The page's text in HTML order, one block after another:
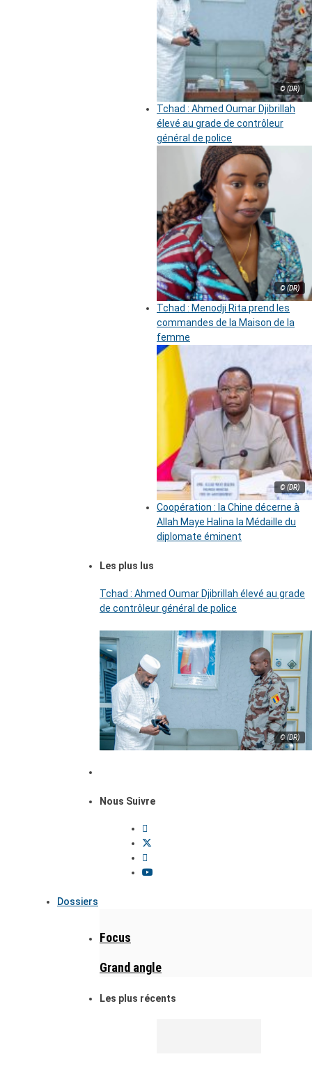
© (DR)
Tchad : Ahmed Oumar Djibrillah
élevé au grade de contrôleur
général de police
© (DR)
Tchad : Menodji Rita prend les
commandes de la Maison de la
femme
© (DR)
Coopération : la Chine décerne à
Allah Maye Halina la Médaille du
diplomate éminent
Les plus lus
Tchad : Ahmed Oumar Djibrillah élevé au grade
de contrôleur général de police
© (DR)
Nous Suivre
Dossiers
Focus
Grand angle
Les plus récents